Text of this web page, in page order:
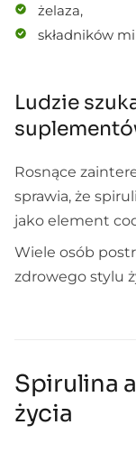
żelaza,
składników
Ludzie
Rosnące
sprawia, że
jako element
Wiele osób
zdrowego stylu
Spirulina
życia